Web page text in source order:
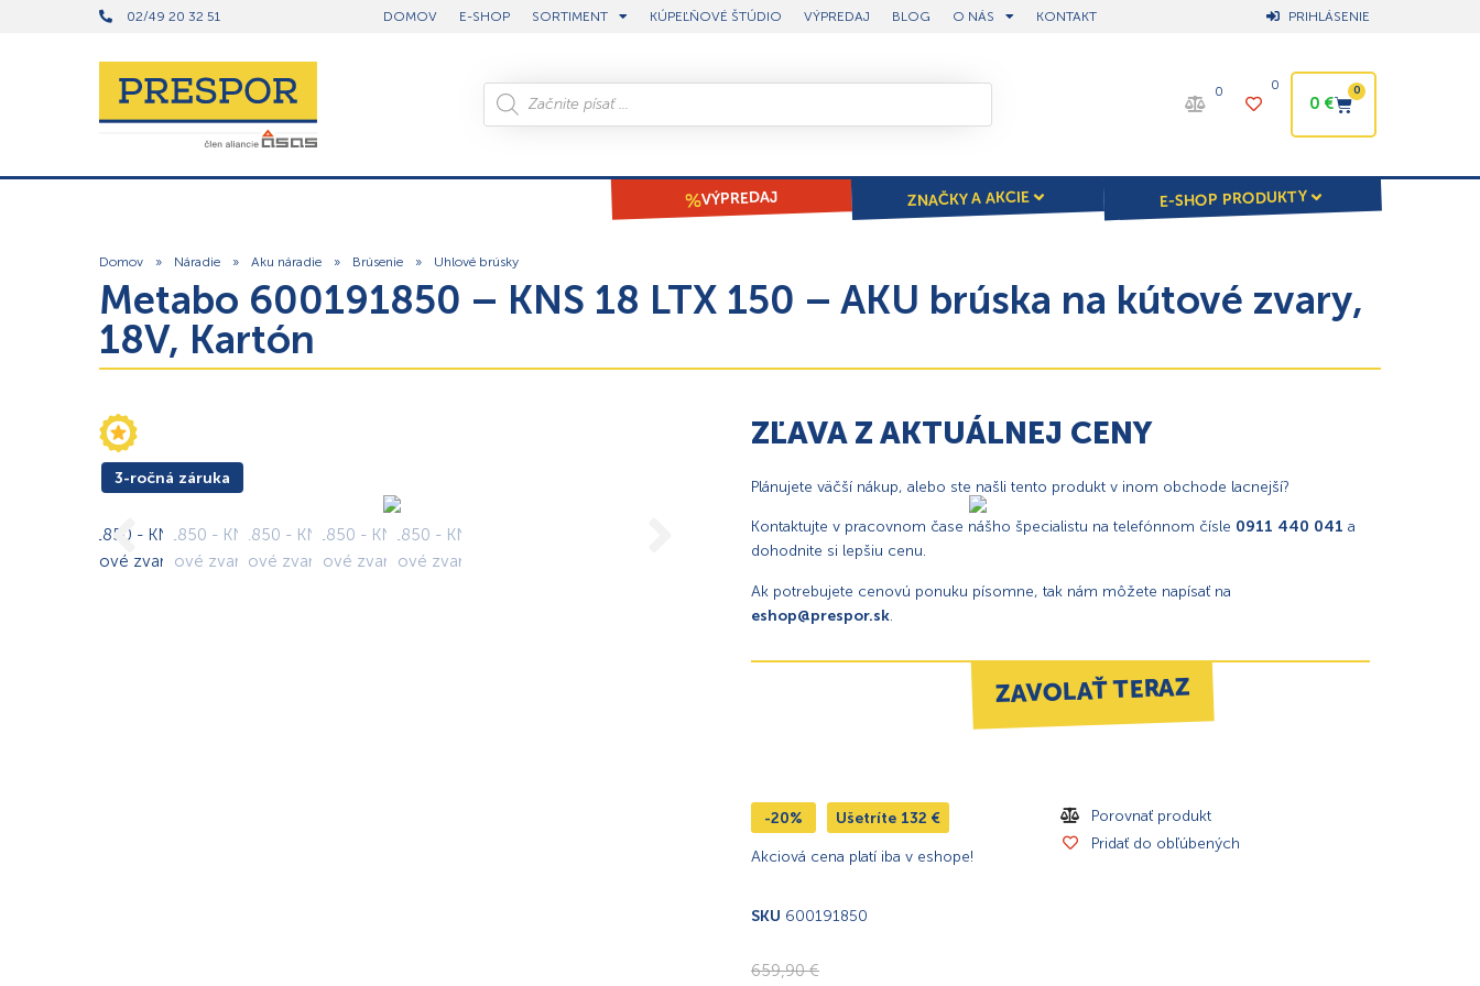
02/49 20 32 51 DOMOV E-SHOP SORTIMENT KÚPEĽŇOVÉ ŠTÚDIO VÝPREDAJ BLOG O NÁS KONTAKT PRIHLÁSENIE
0 0
0€
0
VÝPREDAJ ZNAČKY A AKCIE E-SHOP PRODUKTY
Domov » Náradie » Aku náradie » Brúsenie » Uhlové brúsky
Metabo 600191850 – KNS 18 LTX 150 – AKU brúska na kútové zvary,
18V, Kartón
3-ročná záruka
ZĽAVA Z AKTUÁLNEJ CENY
Plánujete väčší nákup, alebo ste našli tento produkt v inom obchode lacnejší?
Kontaktujte v pracovnom čase nášho špecialistu na telefónnom čísle 0911 440 041 a
dohodnite si lepšiu cenu.
Ak potrebujete cenovú ponuku písomne, tak nám môžete napísať na
eshop@prespor.sk.
ZAVOLAŤ TERAZ
-20% Ušetríte 132 €
Akciová cena platí iba v eshope!
SKU 600191850
Porovnať produkt
Pridať do obľúbených
659,90€